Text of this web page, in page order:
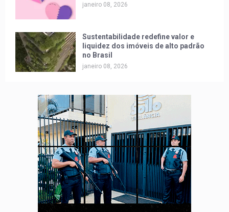
janeiro 08, 2026
Sustentabilidade redefine valor e
liquidez dos imóveis de alto padrão
no Brasil
janeiro 08, 2026